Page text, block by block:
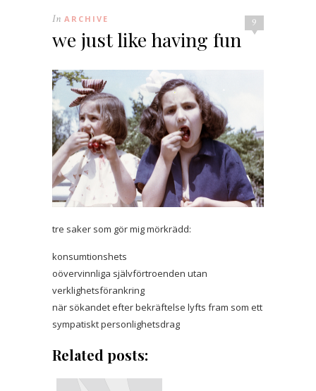
9
In ARCHIVE
we just like having fun
tre saker som gör mig mörkrädd:
konsumtionshets
oövervinnliga självförtroenden utan
verklighetsförankring
när sökandet efter bekräftelse lyfts fram som ett
sympatiskt personlighetsdrag
Related posts: